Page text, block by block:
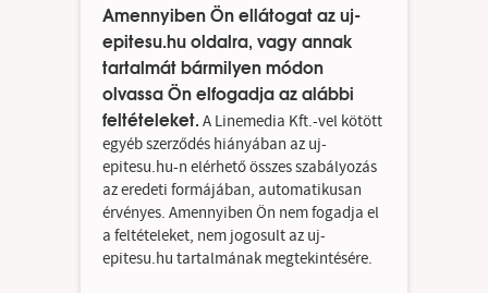
Budapesti ingatlanok
Vidéki ingatlanok
Vízparti ingatlanok
Hasznos linkek
Amennyiben Ön ellátogat az uj-
epitesu.hu oldalra, vagy annak
tartalmát bármilyen módon
olvassa Ön elfogadja az alábbi
feltételeket. A Linemedia Kft.-vel kötött
egyéb szerződés hiányában az uj-
epitesu.hu-n elérhető összes szabályozás
az eredeti formájában, automatikusan
érvényes. Amennyiben Ön nem fogadja el
a feltételeket, nem jogosult az uj-
epitesu.hu tartalmának megtekintésére.